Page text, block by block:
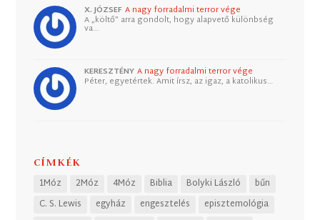
X. JÓZSEF A nagy forradalmi terror vége
A „költő” arra gondolt, hogy alapvető különbség
va…
KERESZTÉNY A nagy forradalmi terror vége
Péter, egyetértek. Amit írsz, az igaz, a katolikus…
CÍMKÉK
1Móz 2Móz 4Móz Biblia Bolyki László
bűn
C. S. Lewis
egyház engesztelés
episztemológia